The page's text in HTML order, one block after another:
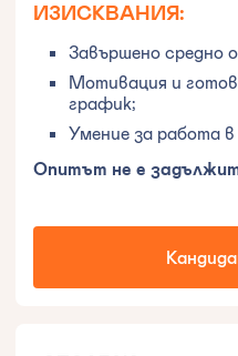
ИЗИСКВАНИЯ:
Завършено средно
Мотивация и
график;
Умение за работа в
Опитът не е